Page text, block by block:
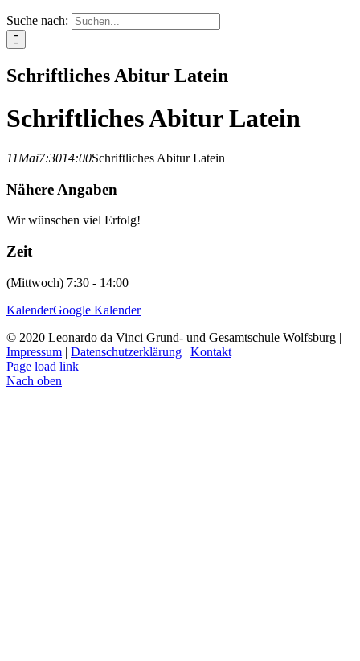
Suche nach:
Schriftliches Abitur Latein
Schriftliches Abitur Latein
11Mai7:3014:00Schriftliches Abitur Latein
Nähere Angaben
Wir wünschen viel Erfolg!
Zeit
(Mittwoch) 7:30 - 14:00
KalenderGoogle Kalender
© 2020 Leonardo da Vinci Grund- und Gesamtschule Wolfsburg |
Impressum | Datenschutzerklärung | Kontakt
Page load link
Nach oben